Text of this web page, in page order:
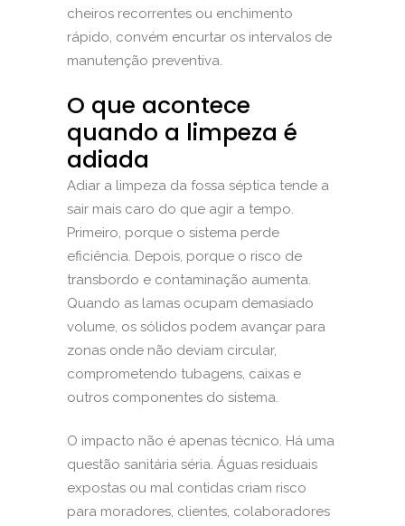
cheiros recorrentes ou enchimento
rápido, convém encurtar os intervalos de
manutenção preventiva.
O que acontece
quando a limpeza é
adiada
Adiar a limpeza da fossa séptica tende a
sair mais caro do que agir a tempo.
Primeiro, porque o sistema perde
eficiência. Depois, porque o risco de
transbordo e contaminação aumenta.
Quando as lamas ocupam demasiado
volume, os sólidos podem avançar para
zonas onde não deviam circular,
comprometendo tubagens, caixas e
outros componentes do sistema.
O impacto não é apenas técnico. Há uma
questão sanitária séria. Águas residuais
expostas ou mal contidas criam risco
para moradores, clientes, colaboradores